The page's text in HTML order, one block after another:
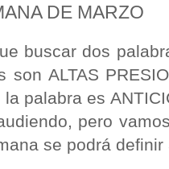
DE MARZO
buscar dos
son ALTAS
palabra es
pero
se podrá